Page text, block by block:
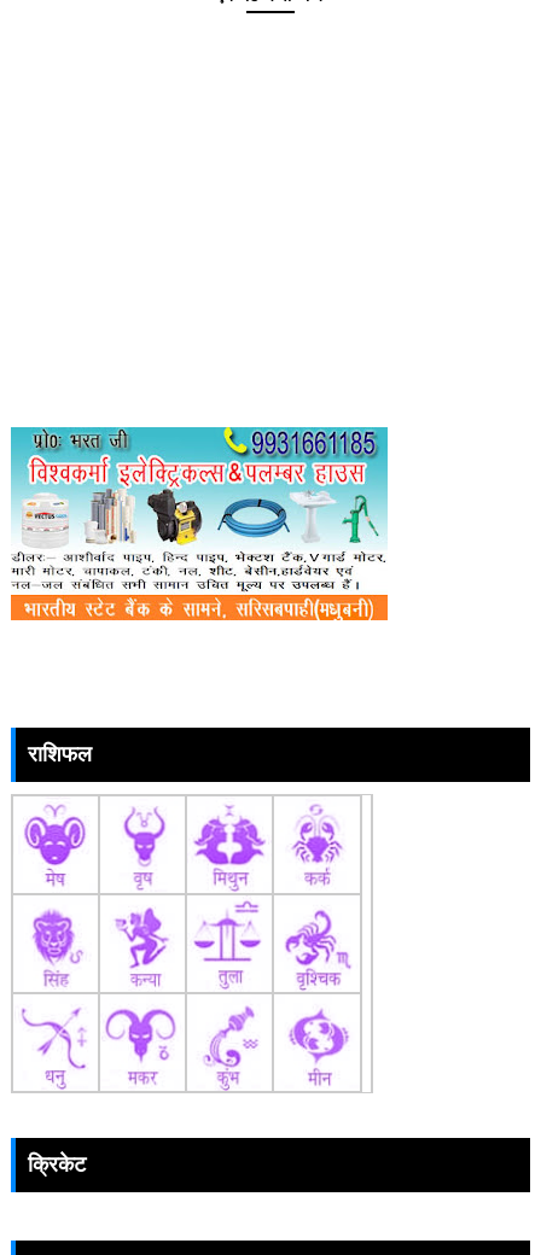
राशिफल
क्रिकेट